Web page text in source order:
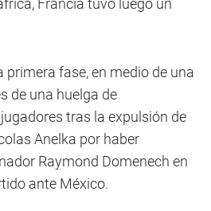
Francia tuvo luego un
primera fase, en medio de una
de una huelga de
tras la expulsión de
Anelka por haber
Raymond Domenech en
ante México.